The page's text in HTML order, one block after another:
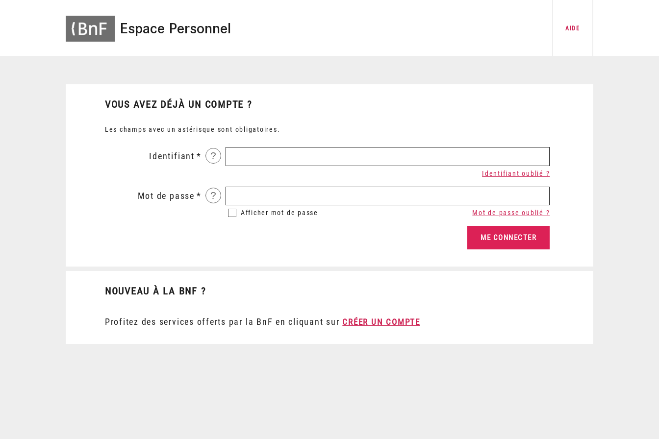
Espace Personnel AIDE
VOUS AVEZ DÉJÀ UN COMPTE ?
Les champs avec un astérisque sont obligatoires.
Identifiant ?
Identifiant oublié ?
Mot de passe ?
Afficher mot de passe Mot de passe oublié ?
NOUVEAU À LA BNF ?
Profitez des services offerts par la BnF en cliquant sur CRÉER UN COMPTE